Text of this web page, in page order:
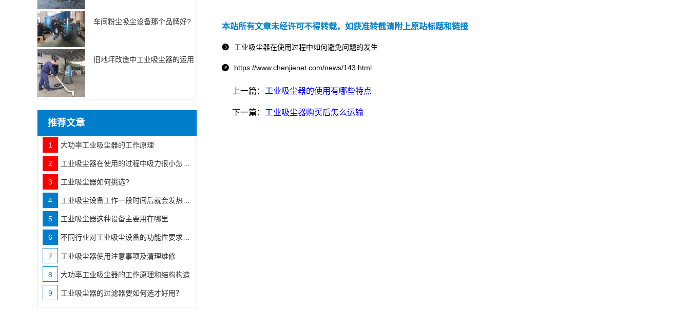
本站所有文章未经许可不得转载，如获准转截请附上原站标题和链接
 工业吸尘器在使用过程中如何避免问题的发生
 https://www.chenjienet.com/news/143.html
上一篇： 工业吸尘器的使用有哪些特点
下一篇： 工业吸尘器购买后怎么运输
车间粉尘吸尘设备那个品牌好?
旧地坪改造中工业吸尘器的运用
推荐文章
1 大功率工业吸尘器的工作原理
2 工业吸尘器在使用的过程中吸力很小怎么办
3 工业吸尘器如何挑选?
4 工业吸尘设备工作一段时间后就会发热发烫咋办?
5 工业吸尘器这种设备主要用在哪里
6 不同行业对工业吸尘设备的功能性要求也不相同
7 工业吸尘器使用注意事项及清理维修
8 大功率工业吸尘器的工作原理和结构构造
9 工业吸尘器的过滤器要如何选才好用？